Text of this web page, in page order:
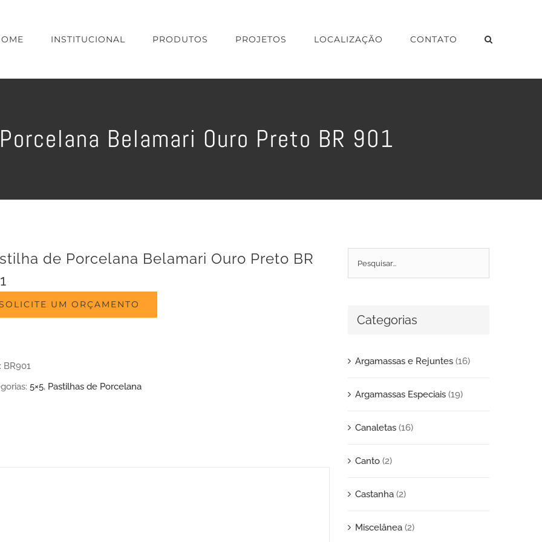
INSTITUCIONAL PRODUTOS PROJETOS LOCALIZAÇÃO CONTATO
Belamari Ouro Preto BR 901
de Porcelana Belamari Ouro Preto BR
UM ORÇAMENTO
BR901
5×5, Pastilhas de Porcelana
Categorias
Argamassas e Rejuntes (16)
Argamassas Especiais (19)
Canaletas (16)
Canto (2)
Castanha (2)
Miscelânea (2)